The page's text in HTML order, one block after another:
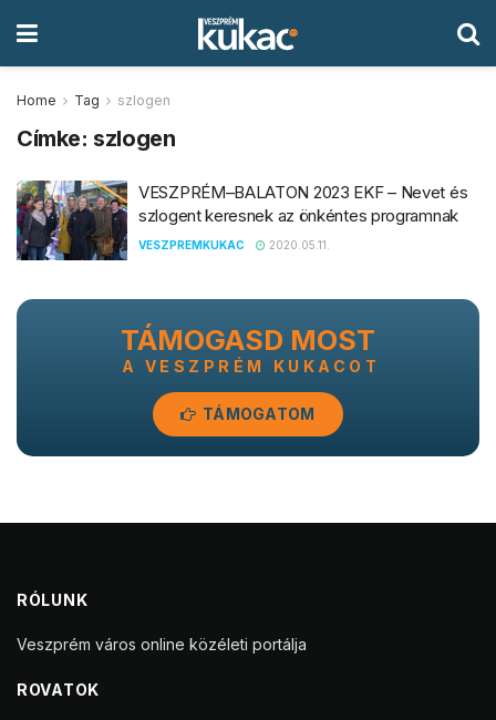
Home Tag szlogen
Címke: szlogen
VESZPRÉM–BALATON 2023 EKF – Nevet és
szlogent keresnek az önkéntes programnak
VESZPREMKUKAC 2020.05.11.
TÁMOGASD MOST
A VESZPRÉM KUKACOT
TÁMOGATOM
RÓLUNK
Veszprém város online közéleti portálja
ROVATOK